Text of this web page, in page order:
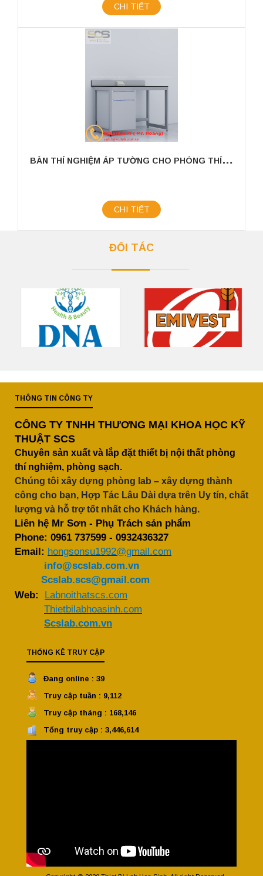
CHI TIẾT
B
ÀN THÍ NGHIỆM ÁP TƯỜNG CHO PHÒNG THÍ NGHIỆM KÍCH THƯỚC 1200MM
CHI TIẾT
ĐỐI TÁC
THÔNG TIN CÔNG TY
CÔNG TY TNHH THƯƠNG MẠI KHOA HỌC KỸ
THUẬT SCS
Chuyên sản xuất và lắp đặt thiết bị nội thất phòng
thí nghiệm, phòng sạch.
Chúng tôi xây dựng phòng lab – xây dựng thành
công cho bạn, Hợp Tác Lâu Dài dựa trên Uy tín, chất
lượng và hỗ trợ tốt nhất cho Khách hàng.
Liên hệ Mr Sơn - Phụ Trách sản phẩm
Phone: 0961 737599 - 0932436327
Email: hongsonsu1992@gmail.com
info@scslab.com.vn
Scslab.scs@gmail.com
Web: Labnoithatscs.com
Thietbilabhoasinh.com
Scslab.com.vn
THỐNG KÊ TRUY CẬP
Đang online : 39
Truy cập tuần : 9,112
Truy cập tháng : 168,146
Tổng truy cập : 3,446,614